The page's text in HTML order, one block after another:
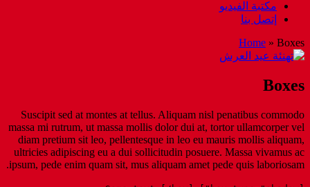
Suscipit sed at montes at
massa mi rutrum, ut massa
diam pretium sit leo,
ultricies adipiscing eu a dui
ipsum, pede enim quam sit, mus